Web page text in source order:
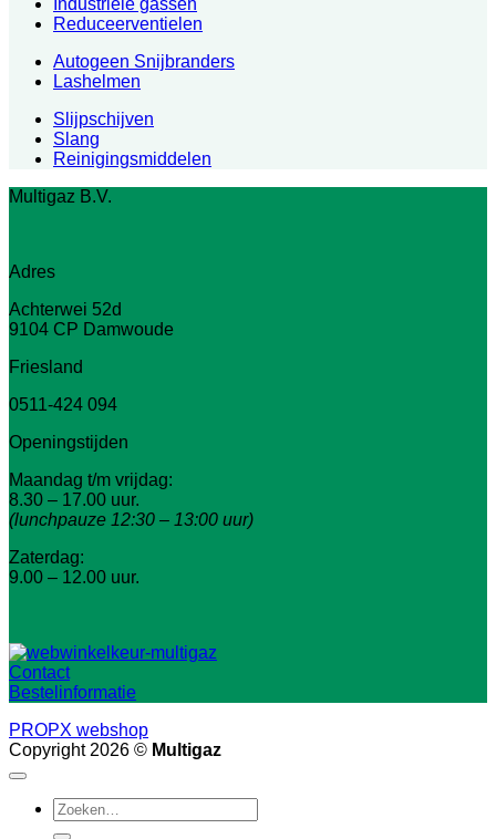
Reduceerventielen
Autogeen Snijbranders
Lashelmen
Slijpschijven
Slang
Reinigingsmiddelen
Multigaz B.V.
Adres
Achterwei 52d
9104 CP Damwoude
Friesland
0511-424 094
Openingstijden
Maandag t/m vrijdag:
8.30 – 17.00 uur.
(lunchpauze 12:30 – 13:00 uur)
Zaterdag:
9.00 – 12.00 uur.
Contact
Bestelinformatie
PROPX webshop
Copyright 2026 © Multigaz
Zoeken
naar: